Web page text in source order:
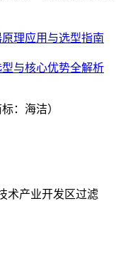
理应用与选型指南
与核心优势全解析
：海洁）
术产业开发区过滤